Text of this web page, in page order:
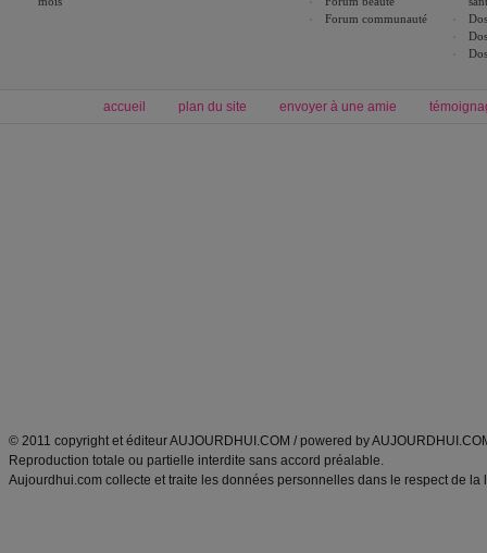
Forum communauté
accueil plan du site envoyer à une amie
© 2011 copyright et éditeur AUJOURDHUI.COM / powered by
Reproduction totale ou partielle interdite sans accord préalable.
Aujourdhui.com collecte et traite les données personnelles dans le respect de